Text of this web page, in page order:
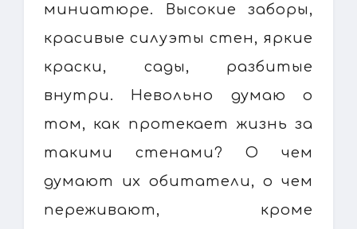
миниатюре. Высокие заборы,
красивые силуэты стен, яркие
краски, сады, разбитые
внутри. Невольно думаю о
том, как протекает жизнь за
такими стенами? О чем
думают их обитатели, о чем
переживают, кроме